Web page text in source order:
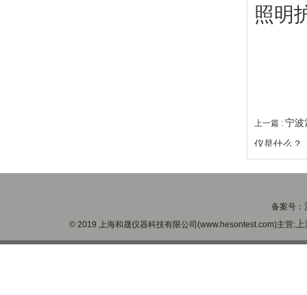
照明
上一篇 : 宁波
仪是什么？
备案号：
© 2019 上海和晟仪器科技有限公司(www.hesontest.com)主营:上